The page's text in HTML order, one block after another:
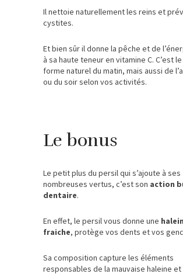
Il nettoie naturellement les reins et
cystites.
Et bien sûr il donne la pêche et de
à sa haute teneur en vitamine C. C’est
forme naturel du matin, mais aussi de
ou du soir selon vos activités.
Le bonus
Le petit plus du persil qui s’ajoute à ses
nombreuses vertus, c’est son action
dentaire.
En effet, le persil vous donne une
fraiche, protège vos dents et vos
Sa composition capture les éléments
responsables de la mauvaise haleine et